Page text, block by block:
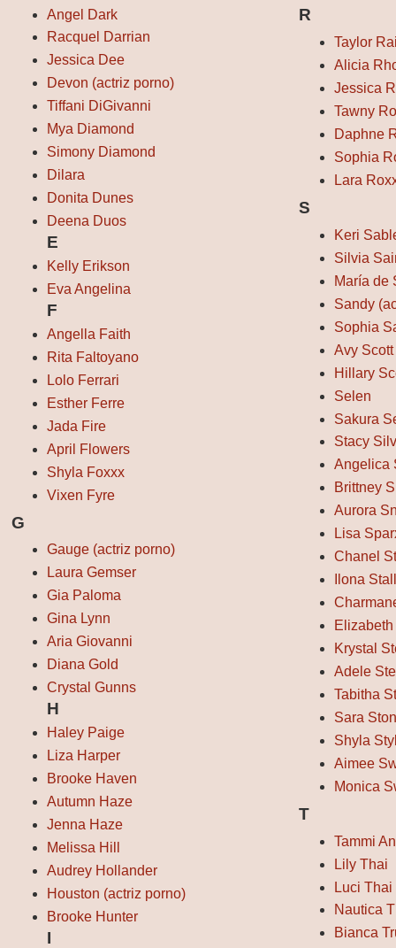
Angel Dark
Racquel Darrian
Jessica Dee
Devon (actriz porno)
Tiffani DiGivanni
Mya Diamond
Simony Diamond
Dilara
Donita Dunes
Deena Duos
E
Kelly Erikson
Eva Angelina
F
Angella Faith
Rita Faltoyano
Lolo Ferrari
Esther Ferre
Jada Fire
April Flowers
Shyla Foxxx
Vixen Fyre
G
Gauge (actriz porno)
Laura Gemser
Gia Paloma
Gina Lynn
Aria Giovanni
Diana Gold
Crystal Gunns
H
Haley Paige
Liza Harper
Brooke Haven
Autumn Haze
Jenna Haze
Melissa Hill
Audrey Hollander
Houston (actriz porno)
Brooke Hunter
I
R
Taylor
Alicia
Jessica
Tawny
Daphne
Sophia
Lara
S
Keri
Silvia
María de
Sandy
Sophia
Avy Scott
Hillary
Selen
Sakura
Stacy
Angelica
Brittney
Aurora
Lisa
Chanel
Ilona
Elizabeth
Krystal
Adele
Tabitha
Sara
Shyla
Aimee
Monica
T
Tammi
Lily Thai
Luci Thai
Nautica
Bianca